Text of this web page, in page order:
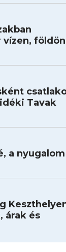
vízen,
Tavak
a nyugalom
árak és